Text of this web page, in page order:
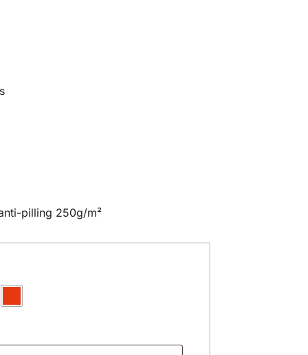
pilling 250g/m²